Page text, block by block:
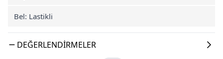
Bel: Lastikli
DEĞERLENDIRMELER